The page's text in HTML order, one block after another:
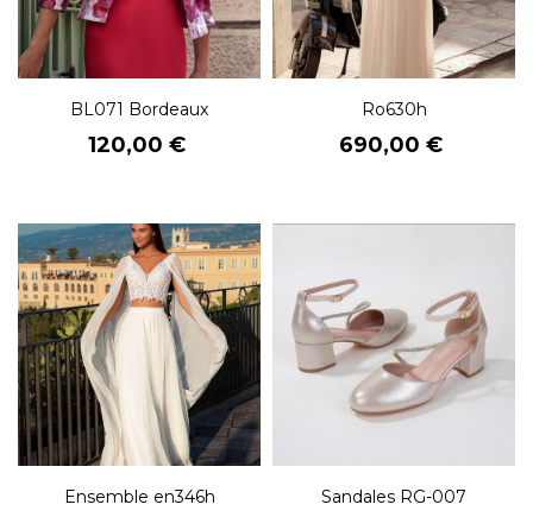
BL071 Bordeaux
Prix
120,00 €
Ro630h
Prix
690,00 €
Ensemble en346h Sandales RG-007